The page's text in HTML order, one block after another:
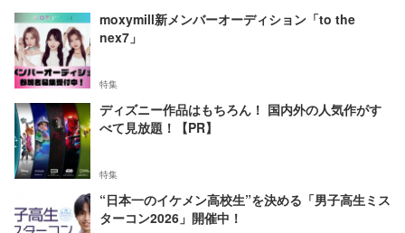
moxymill新メンバーオーディション「to the
nex7」
特集
ディズニー作品はもちろん！ 国内外の人気作がす
べて見放題！【PR】
特集
“日本一のイケメン高校生”を決める「男子高生ミス
ターコン2026」開催中！